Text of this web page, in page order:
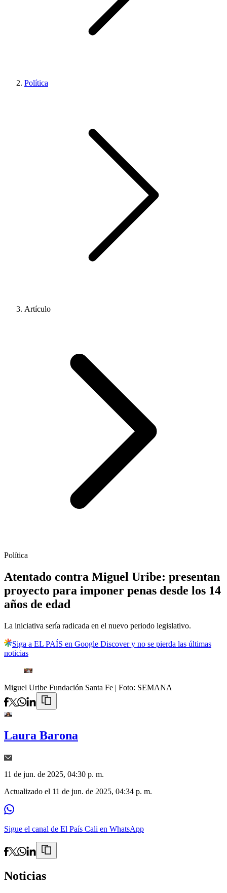
Política
Artículo
Política
Atentado contra Miguel Uribe: presentan
proyecto para imponer penas desde los 14
años de edad
La iniciativa sería radicada en el nuevo periodo legislativo.
Siga a EL PAÍS en Google Discover y no se pierda las últimas
noticias
Miguel Uribe Fundación Santa Fe | Foto: SEMANA
Laura Barona
11 de jun. de 2025, 04:30 p. m.
Actualizado el 11 de jun. de 2025, 04:34 p. m.
Sigue el canal de El País Cali en WhatsApp
Noticias